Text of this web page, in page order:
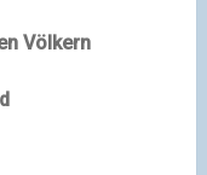
Völkern